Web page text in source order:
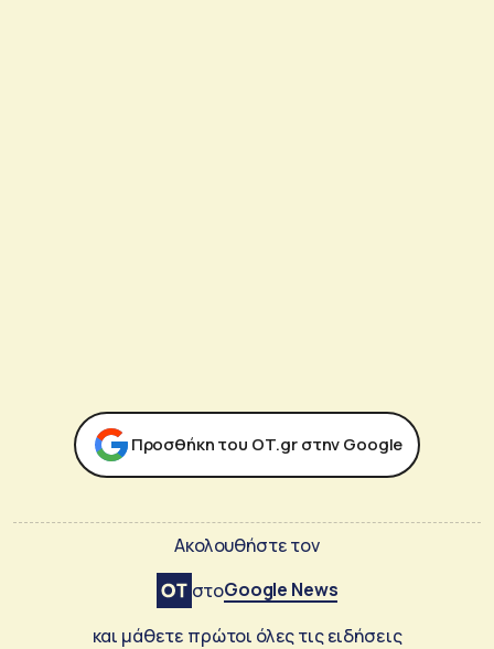
Προσθήκη του ΟΤ.gr στην Google
Ακολουθήστε τον
στοGoogle News
και μάθετε πρώτοι όλες τις ειδήσεις